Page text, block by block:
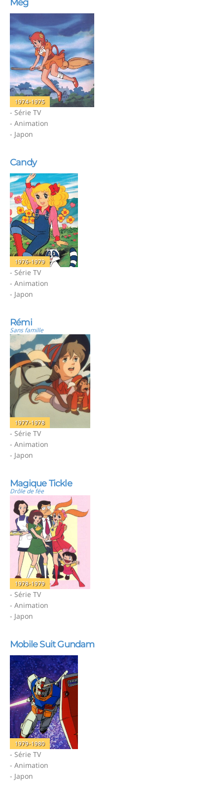
Meg
1974-1975
- Série TV
- Animation
- Japon
Candy
1976-1979
- Série TV
- Animation
- Japon
Rémi
Sans famille
1977-1978
- Série TV
- Animation
- Japon
Magique Tickle
Drôle de fée
1978-1979
- Série TV
- Animation
- Japon
Mobile Suit Gundam
1979-1980
- Série TV
- Animation
- Japon